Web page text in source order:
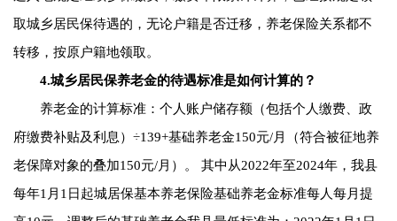
取城乡居民保待遇的，无论户籍是否迁移，养老保险关系都不
转移，按原户籍地领取。
4.城乡居民保养老金的待遇标准是如何计算的？
养老金的计算标准：个人账户储存额（包括个人缴费、政
府缴费补贴及利息）÷139+基础养老金150元/月（符合被征地养
老保障对象的叠加150元/月）。 其中从2022年至2024年，我县
每年1月1日起城居保基本养老保险基础养老金标准每人每月提